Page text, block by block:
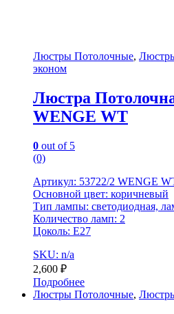
Люстры Потолочные,
эконом
Люстра
WENGE WT
0 out of 5
(0)
Артикул: 53722/2 WENGE
Основной цвет: коричневый
Тип лампы: светодиодная,
Количество ламп: 2
Цоколь: E27
SKU: n/a
2,600 ₽
Подробнее
Люстры Потолочные,